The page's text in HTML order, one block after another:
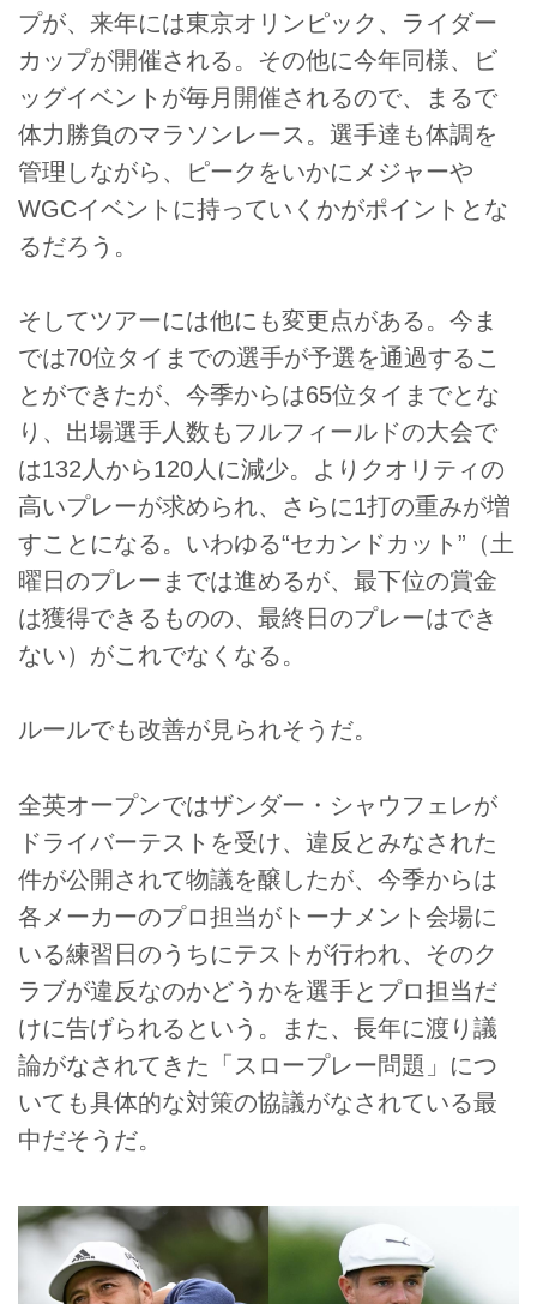
プが、来年には東京オリンピック、ライダー
カップが開催される。その他に今年同様、ビ
ッグイベントが毎月開催されるので、まるで
体力勝負のマラソンレース。選手達も体調を
管理しながら、ピークをいかにメジャーや
WGCイベントに持っていくかがポイントとな
るだろう。
そしてツアーには他にも変更点がある。今ま
では70位タイまでの選手が予選を通過するこ
とができたが、今季からは65位タイまでとな
り、出場選手人数もフルフィールドの大会で
は132人から120人に減少。よりクオリティの
高いプレーが求められ、さらに1打の重みが増
すことになる。いわゆる“セカンドカット”（土
曜日のプレーまでは進めるが、最下位の賞金
は獲得できるものの、最終日のプレーはでき
ない）がこれでなくなる。
ルールでも改善が見られそうだ。
全英オープンではザンダー・シャウフェレが
ドライバーテストを受け、違反とみなされた
件が公開されて物議を醸したが、今季からは
各メーカーのプロ担当がトーナメント会場に
いる練習日のうちにテストが行われ、そのク
ラブが違反なのかどうかを選手とプロ担当だ
けに告げられるという。また、長年に渡り議
論がなされてきた「スロープレー問題」につ
いても具体的な対策の協議がなされている最
中だそうだ。